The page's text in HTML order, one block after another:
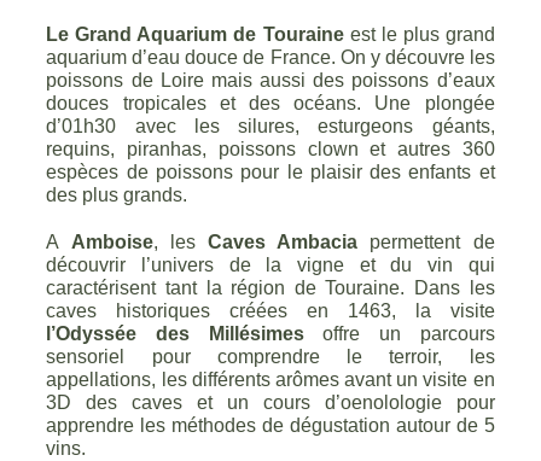
Le Grand Aquarium de Touraineest le plus grand
aquarium d’eau douce de France. On y découvre les
poissons de Loire mais aussi des poissons d’eaux
douces tropicales et des océans. Une plongée
d’01h30 avec les silures, esturgeons géants,
requins, piranhas, poissons clown et autres 360
espèces de poissons pour le plaisir des enfants et
des plus grands.
A Amboise, les Caves Ambacia permettent de
découvrir l’univers de la vigne et du vin qui
caractérisent tant la région de Touraine. Dans les
caves historiques créées en 1463, la visite
l’Odyssée des Millésimesoffre un parcours
sensoriel pour comprendre le terroir, les
appellations, les différents arômes avant un visite en
3D des caves et un cours d’oenolologie pour
apprendre les méthodes de dégustation autour de 5
vins.